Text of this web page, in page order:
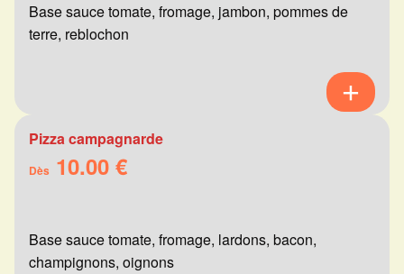
Base sauce tomate, fromage, jambon, pommes de
terre, reblochon
Pizza campagnarde
Dès 10.00 €
Base sauce tomate, fromage, lardons, bacon,
champignons, oignons